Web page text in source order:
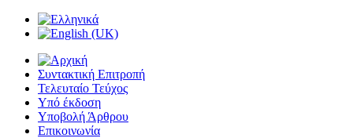
Συντακτική Επιτροπή
Τελευταίο Τεύχος
Υπό έκδοση
Υποβολή Άρθρου
Επικοινωνία